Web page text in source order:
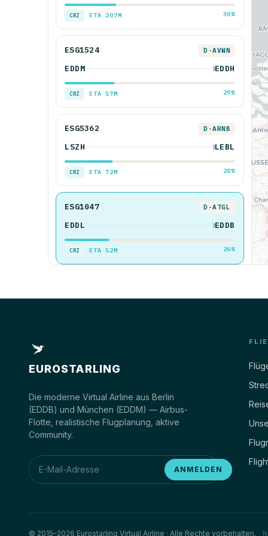
CRZ ETA 207M 30%
ESG1524 D-AVWN
EDDM EDDH
CRZ ETA 57M 29%
ESG5362 D-ARNB
LSZH LEBL
CRZ ETA 72M 28%
ESG1047 D-ATGL
EDDL EDDB
CRZ ETA 52M 26%
ESG1547
CRZ ETA 49M
ESG3670
LTAC
CRZ ETA 132M
EUROSTARLING
Die moderne Virtual Airline aus Berlin
(EDDB) und München (EDDM) — Airbus-
Flotte, realistische Flugplanung, aktive
Community.
ANMELDEN
© 2015–2026 Eurostarling Virtual Airline · Alle Rechte vorbehalten.